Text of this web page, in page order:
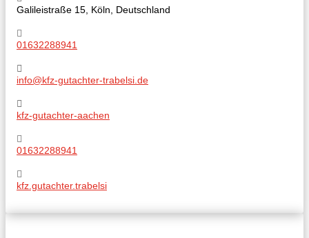
Galileistraße 15, Köln, Deutschland
01632288941
info@kfz-gutachter-trabelsi.de
kfz-gutachter-aachen
01632288941
kfz.gutachter.trabelsi